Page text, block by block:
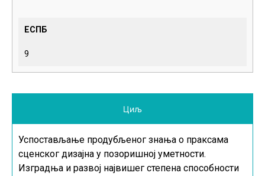
ЕСПБ
9
Циљ
Успостављање продубљеног знања о праксама
сценског дизајна у позоришној уметности.
Изградња и развој највишег степена способности